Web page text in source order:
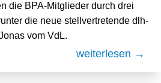
die BPA-Mitglieder durch drei
die neue stellvertretende dlh-
vom VdL.
weiterlesen →